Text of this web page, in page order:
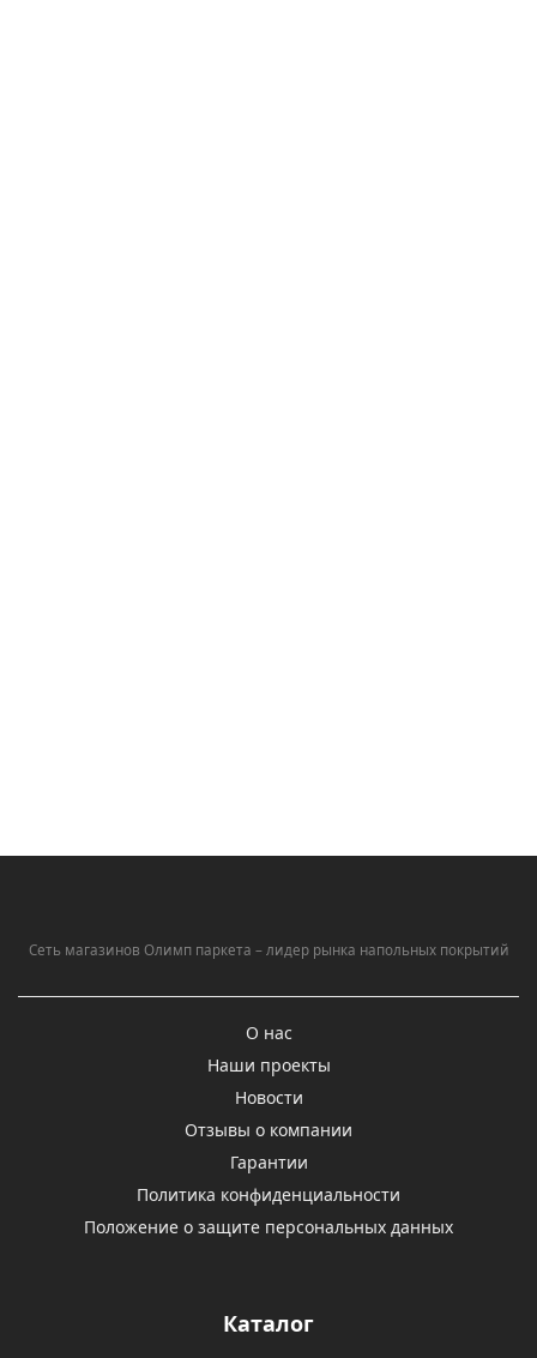
Сеть магазинов Олимп паркета – лидер рынка напольных покрытий
О нас
Наши проекты
Новости
Отзывы о компании
Гарантии
Политика конфиденциальности
Положение о защите персональных данных
Каталог